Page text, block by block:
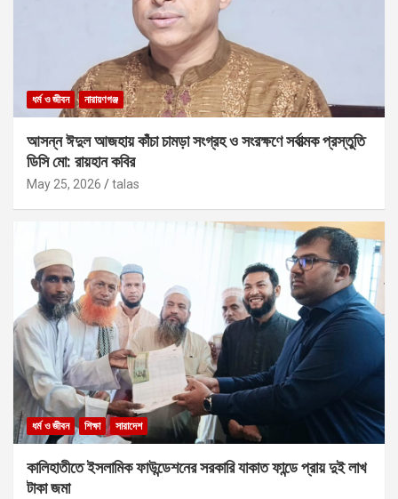
ধর্ম ও জীবন নারায়ণগঞ্জ
আসন্ন ঈদুল আজহায় কাঁচা চামড়া সংগ্রহ ও সংরক্ষণে সর্বাত্মক প্রস্তুতি
ডিসি মো: রায়হান কবির
May 25, 2026 talas
ধর্ম ও জীবন শিক্ষা সারাদেশ
কালিহাতীতে ইসলামিক ফাউন্ডেশনের সরকারি যাকাত ফান্ডে প্রায় দুই লাখ
টাকা জমা